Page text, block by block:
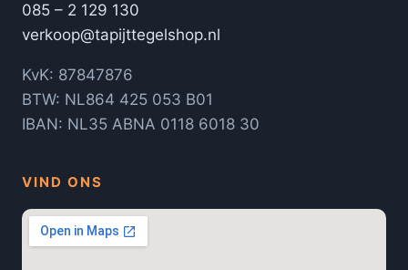
085 – 2 129 130
verkoop@tapijttegelshop.nl
KvK: 87847876
BTW: NL864 425 053 B01
IBAN: NL35 ABNA 0118 6018 30
VIND ONS